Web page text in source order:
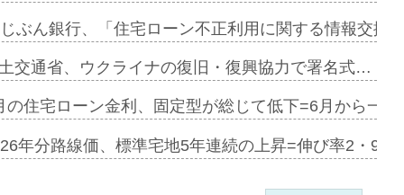
合型の賃…
ンカフェ…
協業=お互…
コリビング…
ぶん銀行、「住宅ローン不正利用に関する情報交換
交通省、ウクライナの復旧・復興協力で署名式…
の住宅ローン金利、固定型が総じて低下=6月から一
年分路線価、標準宅地5年連続の上昇=伸び率2・